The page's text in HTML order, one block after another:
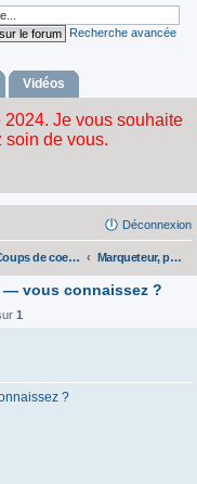
Recherche avancée
Vidéos
Déconnexion
Coups de coeur de Puce. Marqueteur, portraitiste
— vous connaissez ?
1
?